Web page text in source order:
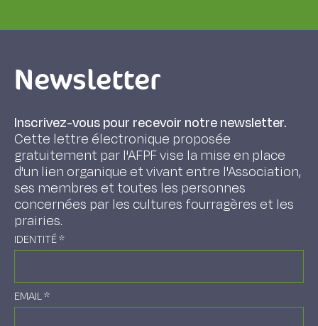
Newsletter
Inscrivez-vous pour recevoir notre newsletter.
Cette lettre électronique proposée
gratuitement par l'AFPF vise la mise en place
d'un lien organique et vivant entre l'Association,
ses membres et toutes les personnes
concernées par les cultures fourragères et les
prairies.
IDENTITÉ*
EMAIL*